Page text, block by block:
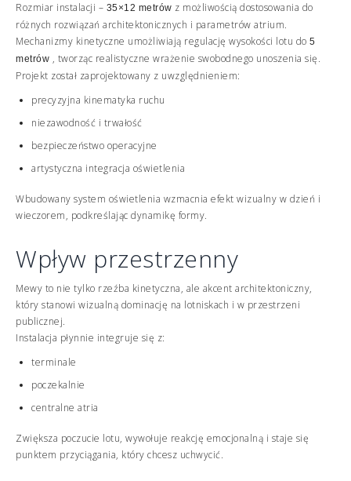
Rozmiar instalacji – 35×12 metrów z możliwością dostosowania do
różnych rozwiązań architektonicznych i parametrów atrium.
Mechanizmy kinetyczne umożliwiają regulację wysokości lotu do 5
metrów , tworząc realistyczne wrażenie swobodnego unoszenia się.
Projekt został zaprojektowany z uwzględnieniem:
precyzyjna kinematyka ruchu
niezawodność i trwałość
bezpieczeństwo operacyjne
artystyczna integracja oświetlenia
Wbudowany system oświetlenia wzmacnia efekt wizualny w dzień i
wieczorem, podkreślając dynamikę formy.
Wpływ przestrzenny
Mewy to nie tylko rzeźba kinetyczna, ale akcent architektoniczny,
który stanowi wizualną dominację na lotniskach i w przestrzeni
publicznej.
Instalacja płynnie integruje się z:
terminale
poczekalnie
centralne atria
Zwiększa poczucie lotu, wywołuje reakcję emocjonalną i staje się
punktem przyciągania, który chcesz uchwycić.